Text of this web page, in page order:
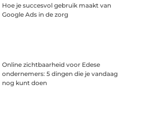
Hoe je succesvol gebruik maakt van
Google Ads in de zorg
Online zichtbaarheid voor Edese
ondernemers: 5 dingen die je vandaag
nog kunt doen